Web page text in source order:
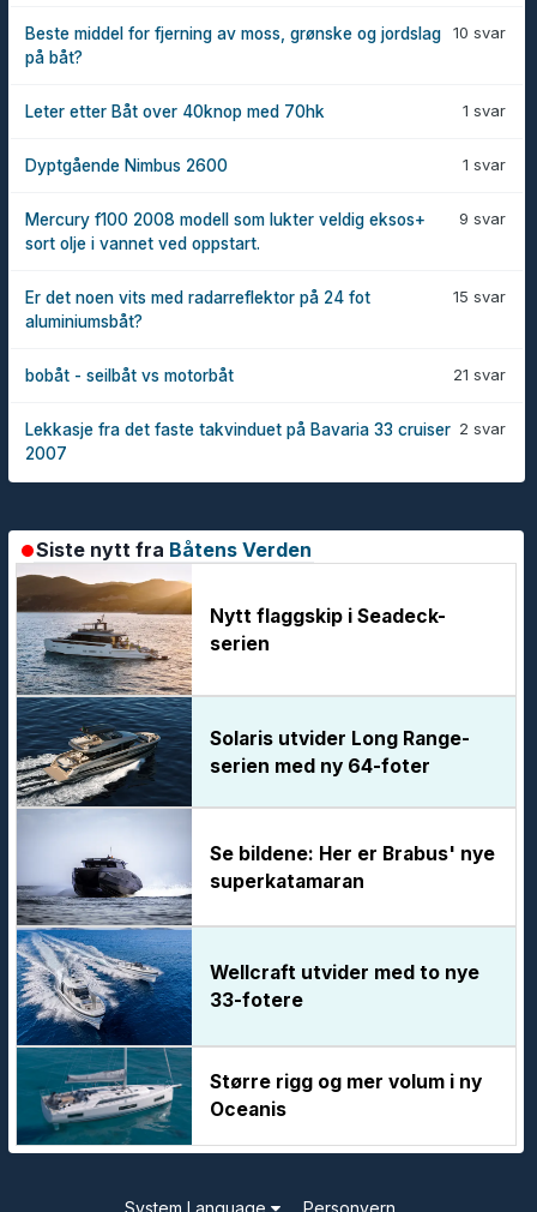
10 svar
Beste middel for fjerning av moss, grønske og jordslag
på båt?
1 svar
Leter etter Båt over 40knop med 70hk
1 svar
Dyptgående Nimbus 2600
9 svar
Mercury f100 2008 modell som lukter veldig eksos+
sort olje i vannet ved oppstart.
15 svar
Er det noen vits med radarreflektor på 24 fot
aluminiumsbåt?
21 svar
bobåt - seilbåt vs motorbåt
2 svar
Lekkasje fra det faste takvinduet på Bavaria 33 cruiser
2007
Siste nytt fra Båtens Verden
Nytt flaggskip i Seadeck-
serien
Solaris utvider Long Range-
serien med ny 64-foter
Se bildene: Her er Brabus' nye
superkatamaran
Wellcraft utvider med to nye
33-fotere
Større rigg og mer volum i ny
Oceanis